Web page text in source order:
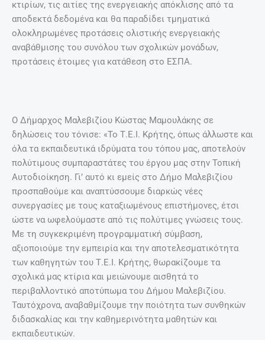
κτιρίων, τις αιτίες της ενεργειακής απόκλισης από τα
αποδεκτά δεδομένα και θα παραδίδει τμηματικά
ολοκληρωμένες προτάσεις ολιστικής ενεργειακής
αναβάθμισης του συνόλου των σχολικών μονάδων,
προτάσεις έτοιμες για κατάθεση στο ΕΣΠΑ.
Ο Δήμαρχος Μαλεβιζίου Κώστας Μαμουλάκης σε
δηλώσεις του τόνισε: «Το Τ.Ε.Ι. Κρήτης, όπως άλλωστε και
όλα τα εκπαιδευτικά ιδρύματα του τόπου μας, αποτελούν
πολύτιμους συμπαραστάτες του έργου μας στην Τοπική
Αυτοδιοίκηση. Γι’ αυτό κι εμείς στο Δήμο Μαλεβιζίου
προσπαθούμε και αναπτύσσουμε διαρκώς νέες
συνεργασίες με τους καταξιωμένους επιστήμονες, έτσι
ώστε να ωφελούμαστε από τις πολύτιμες γνώσεις τους.
Με τη συγκεκριμένη προγραμματική σύμβαση,
αξιοποιούμε την εμπειρία και την αποτελεσματικότητα
των καθηγητών του Τ.Ε.Ι. Κρήτης, θωρακίζουμε τα
σχολικά μας κτίρια και μειώνουμε αισθητά το
περιβαλλοντικό αποτύπωμα του Δήμου Μαλεβιζίου.
Ταυτόχρονα, αναβαθμίζουμε την ποιότητα των συνθηκών
διδασκαλίας και την καθημερινότητα μαθητών και
εκπαιδευτικών.